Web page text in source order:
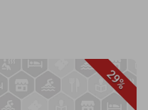
29%